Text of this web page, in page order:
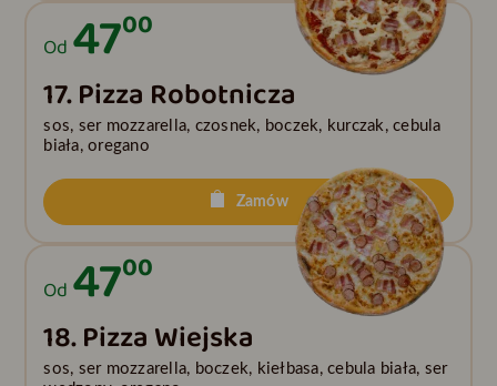
Od 4700
17. Pizza Robotnicza
sos, ser mozzarella, czosnek, boczek, kurczak, cebula
biała, oregano
Zamów
Od 4700
18. Pizza Wiejska
sos, ser mozzarella, boczek, kiełbasa, cebula biała, ser